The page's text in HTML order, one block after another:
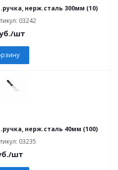
нерж.сталь 300мм (10)
03242
/шт
нерж.сталь 40мм (100)
03235
/шт